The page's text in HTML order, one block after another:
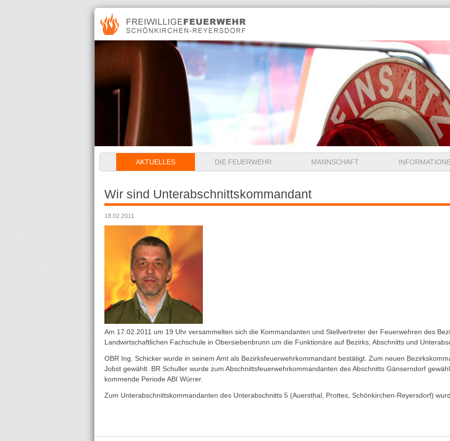
Navigation
AKTUELLES DIE FEUERWEHR MANNSCHAFT
Wir sind Unterabschnittskommandant
18.02.2011
Am 17.02.2011 um 19 Uhr versammelten sich die Kommandanten und Stellvertreter der Feuerwehren des
Landwirtschaftlichen Fachschule in Obersiebenbrunn um die Funktionäre auf Bezirks, Abschnitts und
OBR Ing. Schicker wurde in seinem Amt als Bezirksfeuerwehrkommandant bestätigt. Zum neuen
Jobst gewählt. BR Schuller wurde zum Abschnittsfeuerwehrkommandanten des Abschnitts Gänserndorf
kommende Periode ABI Würrer.
Zum Unterabschnittskommandanten des Unterabschnitts 5 (Auersthal, Prottes, Schönkirchen-Reyersdorf)